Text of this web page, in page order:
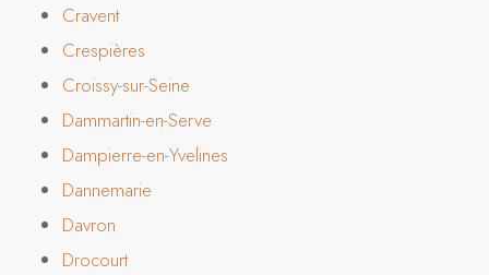
Cravent
Crespières
Croissy-sur-Seine
Dammartin-en-Serve
Dampierre-en-Yvelines
Dannemarie
Davron
Drocourt